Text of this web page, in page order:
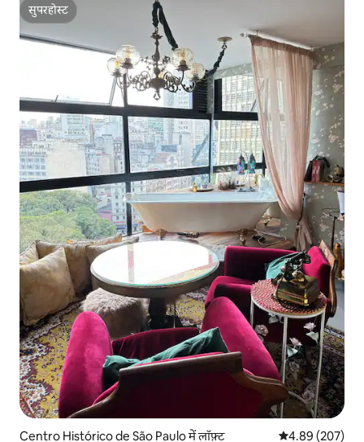
सुपरहोस्ट
सुपरहोस्ट
Centro Histórico de São Paulo में लॉफ़्ट औसत रेटिंग 5 में से
4.89 (207)